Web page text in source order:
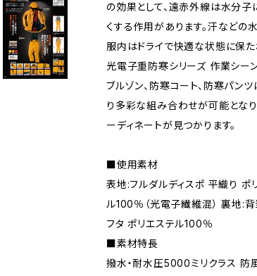
の効果として、遠赤外線は水分子
くする作用があります。汗などの
服内はドライで快適な状態に保た
光電子重防寒シリーズ 作業シー
ブルゾン、防寒コート、防寒パン
り多彩な組み合わせが可能となり
ーディネートが見つかります。
■使用素材
表地:フルダルディスポ 平織り ポ
ル100％（光電子繊維混） 裏地:
フタ ポリエステル100％
■素材特長
撥水・耐水圧5000ミリクラス 防